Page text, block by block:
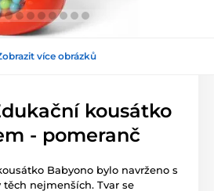
více obrázků
kousátko
- pomeranč
Babyono bylo navrženo s
nejmenších. Tvar se